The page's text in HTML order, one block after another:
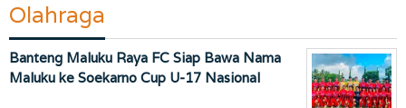
Olahraga
Banteng Maluku Raya FC Siap Bawa Nama
Maluku ke Soekarno Cup U-17 Nasional